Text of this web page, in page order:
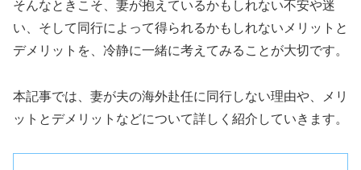
そんなときこそ、妻が抱えているかもしれない不安や迷
い、そして同行によって得られるかもしれないメリットと
デメリットを、冷静に一緒に考えてみることが大切です。
本記事では、妻が夫の海外赴任に同行しない理由や、メリ
ットとデメリットなどについて詳しく紹介していきます。